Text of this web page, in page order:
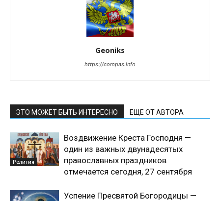
Geoniks
https://compas.info
ЭТО МОЖЕТ БЫТЬ ИНТЕРЕСНО ЕЩЕ ОТ АВТОРА
Религия
Воздвижение Креста Господня —
один из важных двунадесятых
православных праздников
отмечается сегодня, 27 сентября
Успение Пресвятой Богородицы —